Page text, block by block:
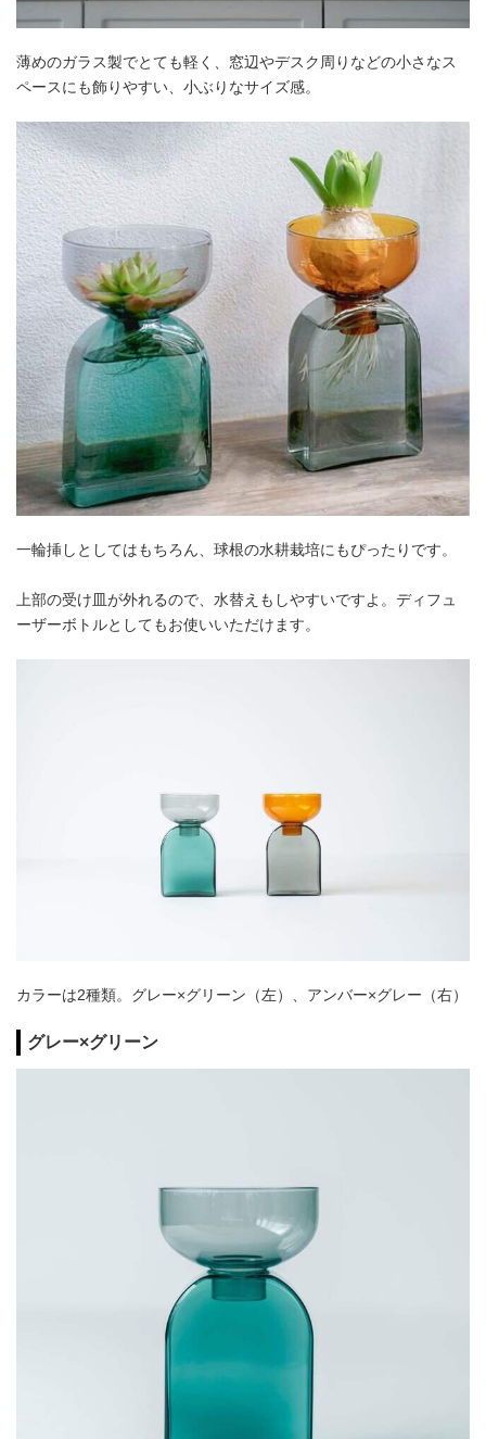
薄めのガラス製でとても軽く、窓辺やデスク周りなどの小さなス
ペースにも飾りやすい、小ぶりなサイズ感。
一輪挿しとしてはもちろん、球根の水耕栽培にもぴったりです。
上部の受け皿が外れるので、水替えもしやすいですよ。ディフュ
ーザーボトルとしてもお使いいただけます。
カラーは2種類。グレー×グリーン（左）、アンバー×グレー（右）
グレー×グリーン